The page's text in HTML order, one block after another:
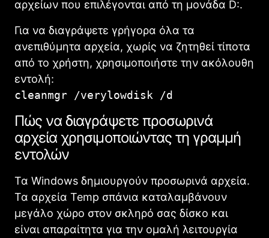
αρχείων που επιλέγονται από τη μονάδα D:.
Για να διαγράψετε γρήγορα όλα τα
ανεπιθύμητα αρχεία, χωρίς να ζητηθεί τίποτα
από το χρήστη, χρησιμοποιήστε την ακόλουθη
εντολή:
cleanmgr /verylowdisk /d
Πώς να διαγράψετε προσωρινά
αρχεία χρησιμοποιώντας τη γραμμή
εντολών
Τα Windows δημιουργούν προσωρινά αρχεία.
Τα αρχεία Temp σπάνια καταλαμβάνουν
μεγάλο χώρο στον σκληρό σας δίσκο και
είναι απαραίτητα για την ομαλή λειτουργία